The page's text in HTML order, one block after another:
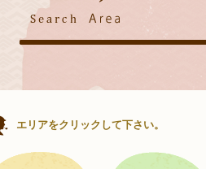
エリアをクリックして下さい。